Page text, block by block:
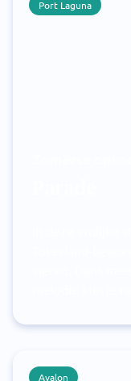
Port Laguna
Avalon